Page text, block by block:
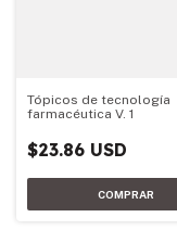
Tópicos de tecnología
farmacéutica V. 1
$23.86 USD